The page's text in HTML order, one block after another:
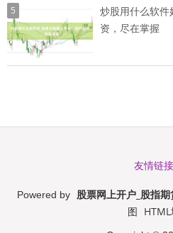
5
炒股用什么软件
资，尽在掌握
友情链接
Powered by 股票网上开户_股指
图